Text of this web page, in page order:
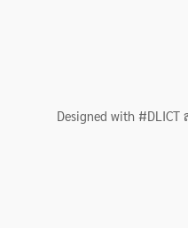
Designed with